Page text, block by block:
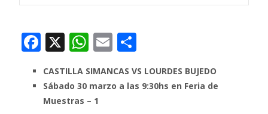
F
e
b
X W
at
s
E
ai m
CASTILLA SIMANCAS VS LOURDES BUJEDO
Sábado 30 marzo a las 9:30hs en Feria de
Muestras – 1